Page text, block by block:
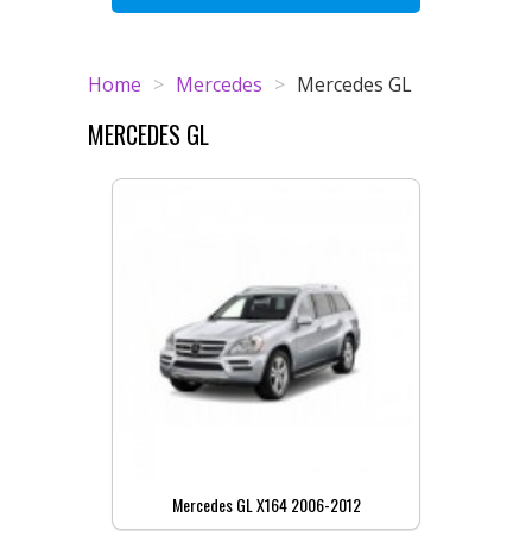
Home > Mercedes > Mercedes GL
MERCEDES GL
Mercedes GL X164 2006-2012